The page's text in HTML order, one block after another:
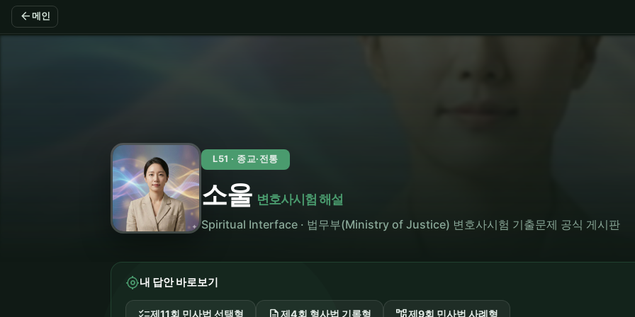
arrow_back 메인
L51 · 종교·전통
소울 변호사시험 해설
Spiritual Interface · 법무부(Ministry of Justice) 변호사시험 기출문제 공식 게시판
my_location내 답안 바로보기
제11회 민사법 선택형 제4회 형사법 기록형 제9회 민사법 사례형